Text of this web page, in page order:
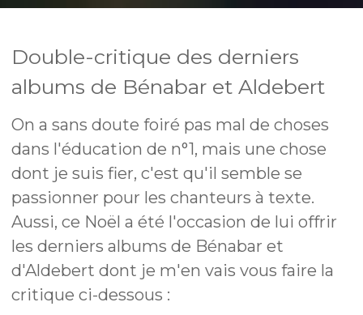
Double-critique des derniers
albums de Bénabar et Aldebert
On a sans doute foiré pas mal de choses
dans l'éducation de n°1, mais une chose
dont je suis fier, c'est qu'il semble se
passionner pour les chanteurs à texte.
Aussi, ce Noël a été l'occasion de lui offrir
les derniers albums de Bénabar et
d'Aldebert dont je m'en vais vous faire la
critique ci-dessous :